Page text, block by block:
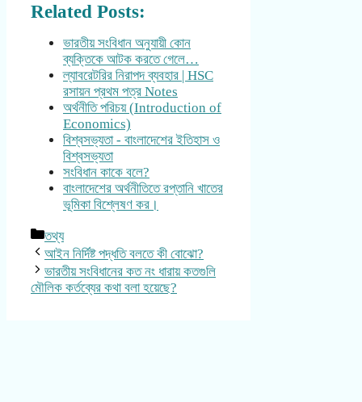
Related Posts:
ভারতীয় সংবিধান অনুযায়ী কোন
ব্যক্তিকে আটক করতে গেলে…
ল্যাবরেটরির নিরাপদ ব্যবহার | HSC
রসায়ন প্রথম পত্র Notes
অর্থনীতি পরিচয় (Introduction of
Economics)
বিশ্বসভ্যতা - বাংলাদেশের ইতিহাস ও
বিশ্বসভ্যতা
সংবিধান কাকে বলে?
বাংলাদেশের অর্থনীতিতে রপ্তানি খাতের
ভূমিকা বিশ্লেষণ কর।
Categories
তথ্য
আইন নির্দিষ্ট পদ্ধতি বলতে কী বোঝো?
ভারতীয় সংবিধানের কত নং ধারায় কতগুলি
মৌলিক কর্তব্যের কথা বলা হয়েছে?